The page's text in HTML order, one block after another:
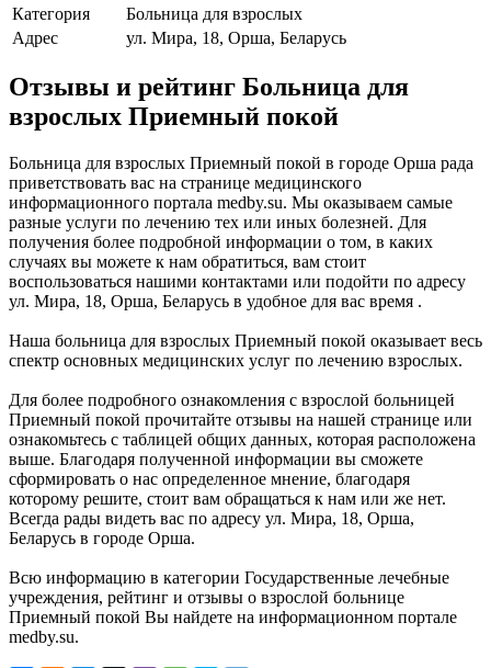
Категория
Больница для взрослых
Адрес
ул. Мира, 18, Орша, Беларусь
Отзывы и рейтинг Больница для
взрослых Приемный покой
Больница для взрослых Приемный покой в городе Орша рада
приветствовать вас на странице медицинского
информационного портала medby.su. Мы оказываем самые
разные услуги по лечению тех или иных болезней. Для
получения более подробной информации о том, в каких
случаях вы можете к нам обратиться, вам стоит
воспользоваться нашими контактами или подойти по адресу
ул. Мира, 18, Орша, Беларусь в удобное для вас время .
Наша больница для взрослых Приемный покой оказывает весь
спектр основных медицинских услуг по лечению взрослых.
Для более подробного ознакомления с взрослой больницей
Приемный покой прочитайте отзывы на нашей странице или
ознакомьтесь с таблицей общих данных, которая расположена
выше. Благодаря полученной информации вы сможете
сформировать о нас определенное мнение, благодаря
которому решите, стоит вам обращаться к нам или же нет.
Всегда рады видеть вас по адресу ул. Мира, 18, Орша,
Беларусь в городе Орша.
Всю информацию в категории Государственные лечебные
учреждения, рейтинг и отзывы о взрослой больнице
Приемный покой Вы найдете на информационном портале
medby.su.